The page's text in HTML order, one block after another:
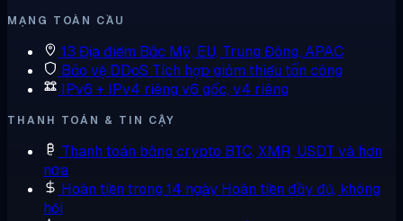
MẠNG TOÀN CẦU
13 Địa điểm Bắc Mỹ, EU, Trung Đông, APAC
Bảo vệ DDoS Tích hợp giảm thiểu tấn công
IPv6 + IPv4 riêng v6 gốc, v4 riêng
THANH TOÁN & TIN CẬY
Thanh toán bằng crypto BTC, XMR, USDT và hơn
nữa
Hoàn tiền trong 14 ngày Hoàn tiền đầy đủ, không
hỏi